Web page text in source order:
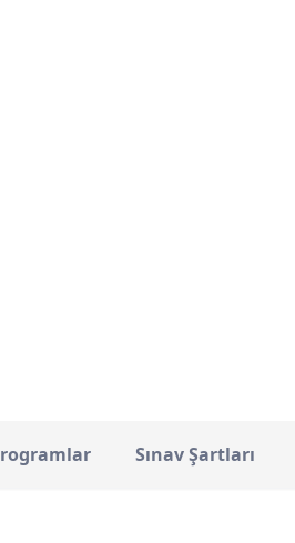
Sınav Şartları